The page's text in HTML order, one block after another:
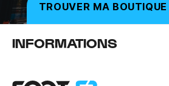
TROUVER MA BOUTIQUE
INFORMATIONS